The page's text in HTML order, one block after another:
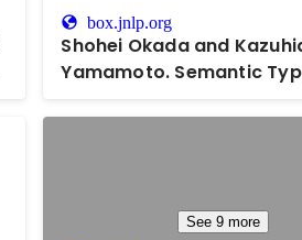
box.jnlp.org
Shohei Okada and
Yamamoto. Semantic
Verbs. Proceedings of the
See 9 more